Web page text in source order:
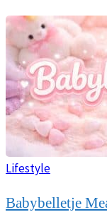
Lifestyle
Babybelletje